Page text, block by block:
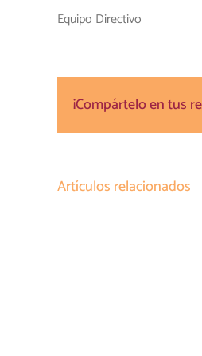
Equipo Directivo
¡Compártelo en tus
Artículos relacionados